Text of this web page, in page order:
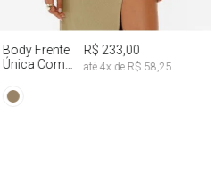
Body Frente
Única Com
R$ 233,00
até 4x de R$ 58,25